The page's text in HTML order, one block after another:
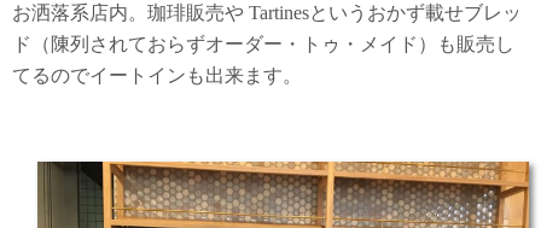
お洒落系店内。珈琲販売や Tartinesというおかず載せブレッ
ド（陳列されておらずオーダー・トゥ・メイド）も販売し
てるのでイートインも出来ます。